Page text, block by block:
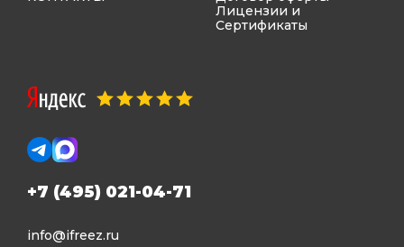
Лицензии и
Сертификаты
+7 (495) 021-04-71
info@ifreez.ru